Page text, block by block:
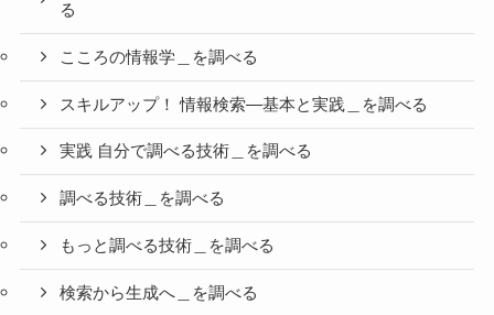
る
こころの情報学＿を調べる
スキルアップ！ 情報検索―基本と実践＿を調べる
実践 自分で調べる技術＿を調べる
調べる技術＿を調べる
もっと調べる技術＿を調べる
検索から生成へ＿を調べる